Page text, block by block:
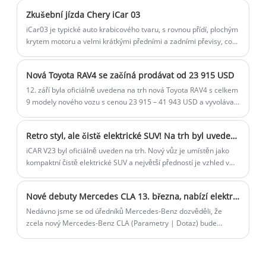
Zkušební jízda Chery iCar 03
iCar03 je typické auto krabicového tvaru, s rovnou přídí, plochým
krytem motoru a velmi krátkými předními a zadními převisy, což
designér dal na příď vozu hodně záležet, aby byla co nejvíce
odlišná.
Nová Toyota RAV4 se začíná prodávat od 23 915 USD
12. září byla oficiálně uvedena na trh nová Toyota RAV4 s celkem
9 modely nového vozu s cenou 23 915 – 41 943 USD a vyvolávací
zákazníci mohou využít slevu až 45,07 USD a oficiální cena bude
snížena na 1126 USD a dalších 3380 USD oficiálních časově
omezených práv a zájmů (k 30. září). 0 akontace a až 5leté
Retro styl, ale čistě elektrické SUV! Na trh byl uveden iCAR V23
iCAR V23 byl oficiálně uveden na trh. Nový vůz je umístěn jako
kompaktní čistě elektrické SUV a největší předností je vzhled v
Nové debuty Mercedes CLA 13. března, nabízí elektrické, hybridní verze na MMA
Nedávno jsme se od úředníků Mercedes-Benz dozvěděli, že
zcela nový Mercedes-Benz CLA (Parametry | Dotaz) bude